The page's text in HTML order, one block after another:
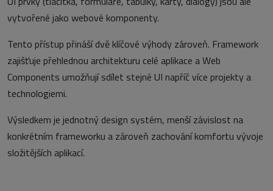
vytvořené jako webové komponenty.
Tento přístup přináší dvě klíčové výhody zároveň. Framework
zajišťuje přehlednou architekturu celé aplikace a Web
Components umožňují sdílet stejné UI napříč více projekty a
technologiemi.
Výsledkem je jednotný design systém, menší závislost na
konkrétním frameworku a zároveň zachování komfortu vývoje
složitějších aplikací.